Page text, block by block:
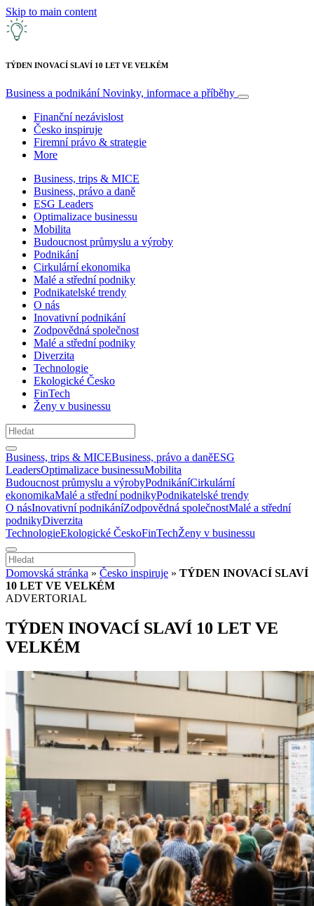
Skip to main content
TÝDEN INOVACÍ SLAVÍ 10 LET VE VELKÉM
Business a podnikáníNovinky, informace a příběhy
Finanční nezávislost
Česko inspiruje
Firemní právo & strategie
More
Business, trips & MICE
Business, právo a daně
ESG Leaders
Optimalizace businessu
Mobilita
Budoucnost průmyslu a výroby
Podnikání
Cirkulární ekonomika
Malé a střední podniky
Podnikatelské trendy
O nás
Inovativní podnikání
Zodpovědná společnost
Malé a střední podniky
Diverzita
Technologie
Ekologické Česko
FinTech
Ženy v businessu
Business, trips & MICEBusiness, právo a daněESG
LeadersOptimalizace businessuMobilita
Budoucnost průmyslu a výrobyPodnikáníCirkulární
ekonomikaMalé a střední podnikyPodnikatelské trendy
O násInovativní podnikáníZodpovědná společnostMalé a střední
podnikyDiverzita
TechnologieEkologické ČeskoFinTechŽeny v businessu
Domovská stránka » Česko inspiruje » TÝDEN INOVACÍ SLAVÍ
10 LET VE VELKÉM
ADVERTORIAL
TÝDEN INOVACÍ SLAVÍ 10 LET VE
VELKÉM